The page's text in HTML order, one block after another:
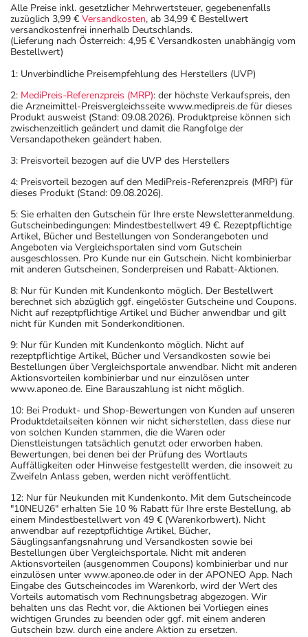
Alle Preise inkl. gesetzlicher Mehrwertsteuer, gegebenenfalls
zuzüglich 3,99 € Versandkosten, ab 34,99 € Bestellwert
versandkostenfrei innerhalb Deutschlands.
(Lieferung nach Österreich: 4,95 € Versandkosten unabhängig vom
Bestellwert)
1: Unverbindliche Preisempfehlung des Herstellers (UVP)
2: MediPreis-Referenzpreis (MRP): der höchste Verkaufspreis, den
die Arzneimittel-Preisvergleichsseite www.medipreis.de für dieses
Produkt ausweist (Stand: 09.08.2026). Produktpreise können sich
zwischenzeitlich geändert und damit die Rangfolge der
Versandapotheken geändert haben.
3: Preisvorteil bezogen auf die UVP des Herstellers
4: Preisvorteil bezogen auf den MediPreis-Referenzpreis (MRP) für
dieses Produkt (Stand: 09.08.2026).
5: Sie erhalten den Gutschein für Ihre erste Newsletteranmeldung.
Gutscheinbedingungen: Mindestbestellwert 49 €. Rezeptpflichtige
Artikel, Bücher und Bestellungen von Sonderangeboten und
Angeboten via Vergleichsportalen sind vom Gutschein
ausgeschlossen. Pro Kunde nur ein Gutschein. Nicht kombinierbar
mit anderen Gutscheinen, Sonderpreisen und Rabatt-Aktionen.
8: Nur für Kunden mit Kundenkonto möglich. Der Bestellwert
berechnet sich abzüglich ggf. eingelöster Gutscheine und Coupons.
Nicht auf rezeptpflichtige Artikel und Bücher anwendbar und gilt
nicht für Kunden mit Sonderkonditionen.
9: Nur für Kunden mit Kundenkonto möglich. Nicht auf
rezeptpflichtige Artikel, Bücher und Versandkosten sowie bei
Bestellungen über Vergleichsportale anwendbar. Nicht mit anderen
Aktionsvorteilen kombinierbar und nur einzulösen unter
www.aponeo.de. Eine Barauszahlung ist nicht möglich.
10: Bei Produkt- und Shop-Bewertungen von Kunden auf unseren
Produktdetailseiten können wir nicht sicherstellen, dass diese nur
von solchen Kunden stammen, die die Waren oder
Dienstleistungen tatsächlich genutzt oder erworben haben.
Bewertungen, bei denen bei der Prüfung des Wortlauts
Auffälligkeiten oder Hinweise festgestellt werden, die insoweit zu
Zweifeln Anlass geben, werden nicht veröffentlicht.
12: Nur für Neukunden mit Kundenkonto. Mit dem Gutscheincode
"10NEU26" erhalten Sie 10 % Rabatt für Ihre erste Bestellung, ab
einem Mindestbestellwert von 49 € (Warenkorbwert). Nicht
anwendbar auf rezeptpflichtige Artikel, Bücher,
Säuglingsanfangsnahrung und Versandkosten sowie bei
Bestellungen über Vergleichsportale. Nicht mit anderen
Aktionsvorteilen (ausgenommen Coupons) kombinierbar und nur
einzulösen unter www.aponeo.de oder in der APONEO App. Nach
Eingabe des Gutscheincodes im Warenkorb, wird der Wert des
Vorteils automatisch vom Rechnungsbetrag abgezogen. Wir
behalten uns das Recht vor, die Aktionen bei Vorliegen eines
wichtigen Grundes zu beenden oder ggf. mit einem anderen
Gutschein bzw. durch eine andere Aktion zu ersetzen.